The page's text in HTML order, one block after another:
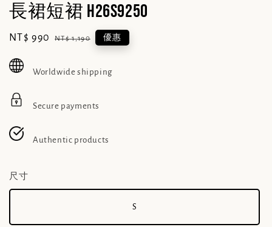
長裙短裙 H26S9250
Sale
NT$ 990 Regular
NT$ 1,190 優惠
Worldwide shipping
Secure payments
Authentic products
尺寸
S